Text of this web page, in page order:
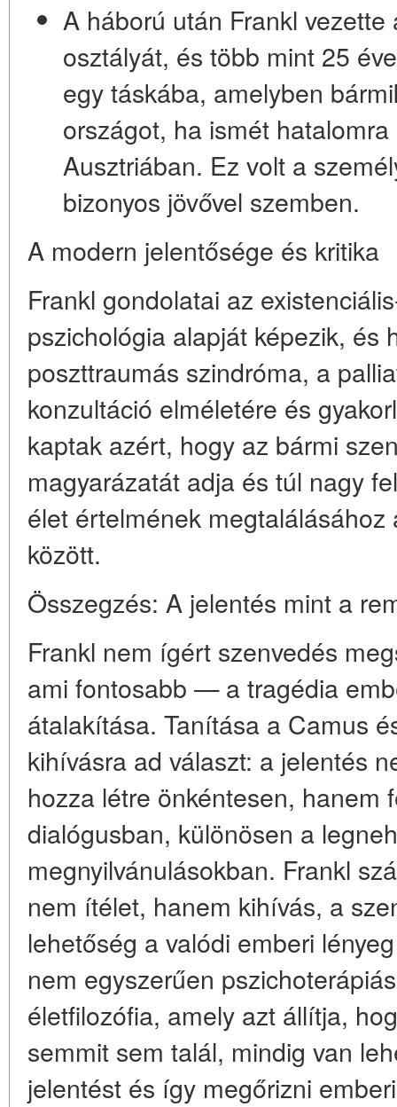
A háború után Frankl
osztályát, és több mint 25
egy táskába, amelyben
országot, ha ismét
Ausztriában. Ez volt a
bizonyos jövővel szemben.
A modern jelentősége és kritika
Frankl gondolatai az
pszichológia alapját képezik, és
poszttraumás szindróma, a
konzultáció elméletére és
kaptak azért, hogy az bármi
magyarázatát adja és túl nagy
élet értelmének megtalálásához
között.
Összegzés: A jelentés mint a
Frankl nem ígért szenvedés
ami fontosabb —a tragédia
átalakítása. Tanítása a Camus
kihívásra ad választ: a jelentés
hozza létre önkéntesen, hanem
dialógusban, különösen a
megnyilvánulásokban. Frankl
nem ítélet, hanem kihívás, a
lehetőség a valódi emberi
nem egyszerűen
életfilozófia, amely azt állítja,
semmit sem talál, mindig van
jelentést és így megőrizni